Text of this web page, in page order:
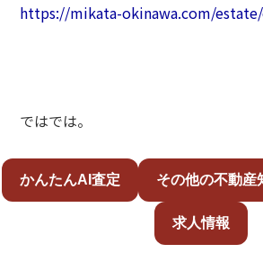
https://mikata-okinawa.com/
ではでは。
かんたんAI査定 その他の不動産
求人情報